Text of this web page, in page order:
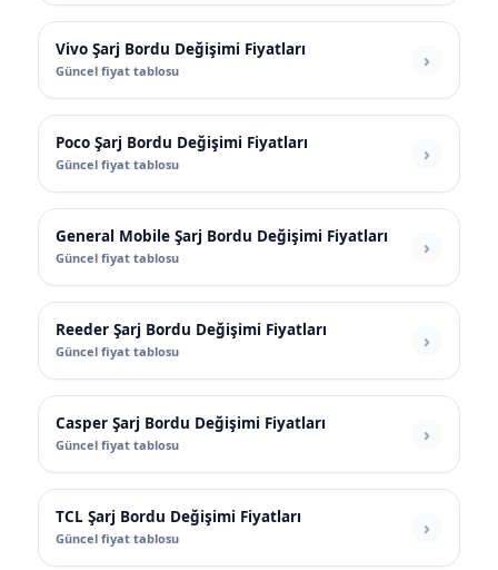
Vivo Şarj Bordu Değişimi Fiyatları
Güncel fiyat tablosu
Poco Şarj Bordu Değişimi Fiyatları
Güncel fiyat tablosu
General Mobile Şarj Bordu Değişimi Fiyatları
Güncel fiyat tablosu
Reeder Şarj Bordu Değişimi Fiyatları
Güncel fiyat tablosu
Casper Şarj Bordu Değişimi Fiyatları
Güncel fiyat tablosu
TCL Şarj Bordu Değişimi Fiyatları
Güncel fiyat tablosu